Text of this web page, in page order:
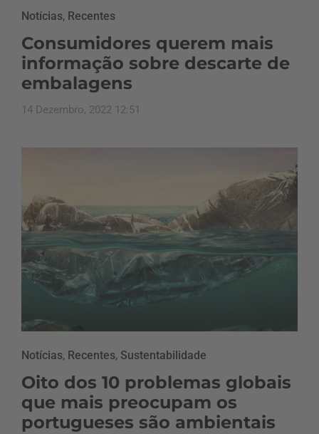
Notícias, Recentes
Consumidores querem mais
informação sobre descarte de
embalagens
14 Dezembro, 2022 12:51
Notícias, Recentes, Sustentabilidade
Oito dos 10 problemas globais
que mais preocupam os
portugueses são ambientais